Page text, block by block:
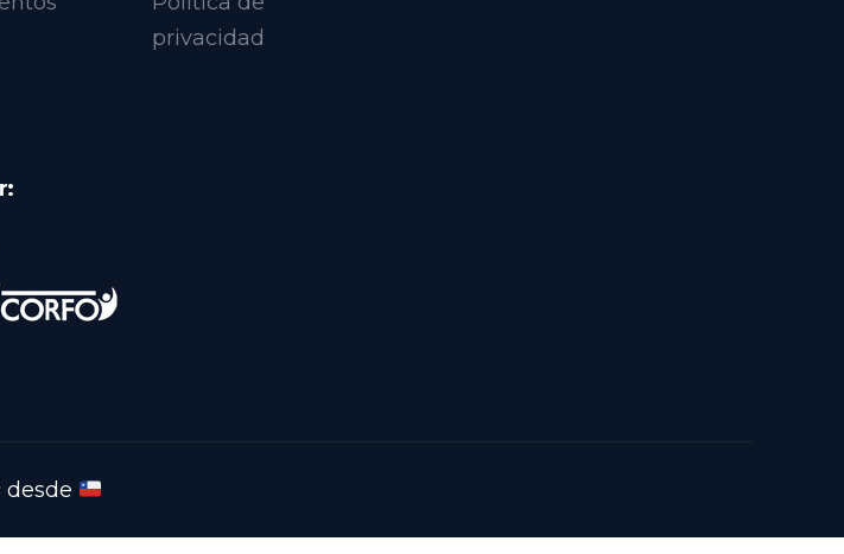
privacidad
desde